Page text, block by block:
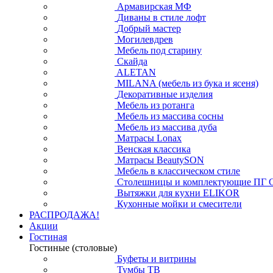
Армавирская МФ
Диваны в стиле лофт
Добрый мастер
Могилевдрев
Мебель под старину
Скайда
ALETAN
MILANA (мебель из бука и ясеня)
Декоративные изделия
Мебель из ротанга
Мебель из массива сосны
Мебель из массива дуба
Матрасы Lonax
Венская классика
Матрасы BeautySON
Мебель в классическом стиле
Столешницы и комплектующие ПГ
Вытяжки для кухни ELIKOR
Кухонные мойки и смесители
РАСПРОДАЖА!
Акции
Гостиная
Гостиные (столовые)
Буфеты и витрины
Тумбы ТВ